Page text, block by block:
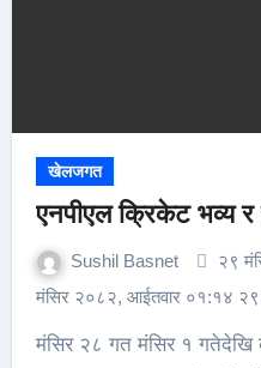
खेलजगत
एनपीएल क्रिकेट भव्य
Sushil Basnet
२९
मंसिर २०८२, आईतवार ०१:१४
मंसिर २८ गत मंसिर १ गतेदेखि काठमाण्डौको त्रिवि क्रिकेट